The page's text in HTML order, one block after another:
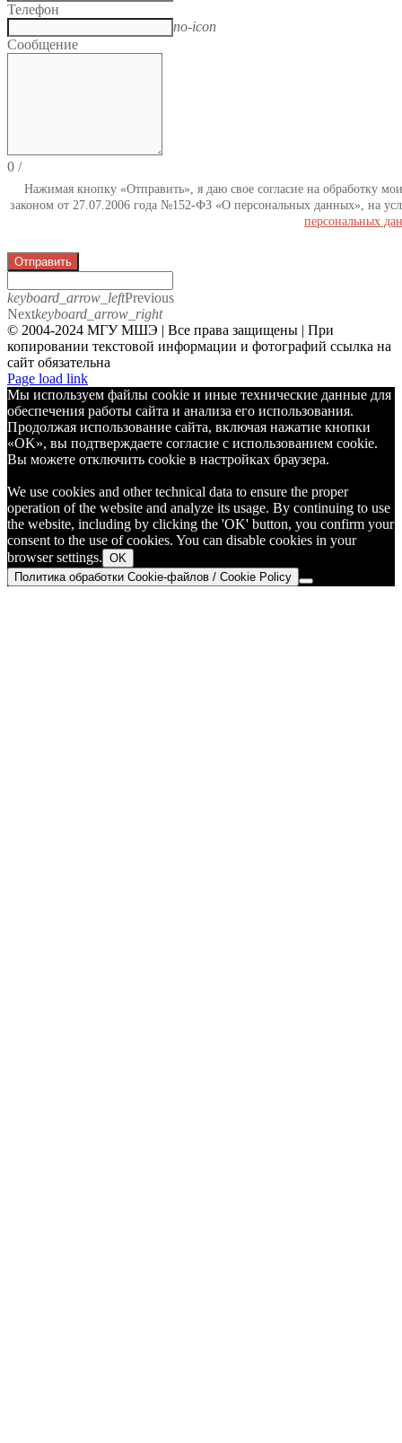
Телефон
no-icon
Сообщение
0 /
Нажимая кнопку «Отправить», я даю свое согласие на обработку
законом от 27.07.2006 года №152-ФЗ «О персональных данных», на
персональных
Отправить
keyboard_arrow_leftPrevious
Nextkeyboard_arrow_right
© 2004-2024 МГУ МШЭ | Все права защищены | При
копировании текстовой информации и фотографий ссылка на
сайт обязательна
Telegram
Page load link
Мы используем файлы cookie и иные технические данные для
обеспечения работы сайта и анализа его использования.
Продолжая использование сайта, включая нажатие кнопки
«OK», вы подтверждаете согласие с использованием cookie.
Вы можете отключить cookie в настройках браузера.
We use cookies and other technical data to ensure the proper
operation of the website and analyze its usage. By continuing to use
the website, including by clicking the 'OK' button, you confirm your
consent to the use of cookies. You can disable cookies in your
browser settings. OK
Политика обработки Cookie-файлов / Cookie Policy